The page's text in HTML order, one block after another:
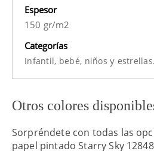
Espesor
150 gr/m2
Categorías
Infantil, bebé, niñosy estrellas.
Otros colores
Sorpréndete con todas las
papel pintado Starry Sky